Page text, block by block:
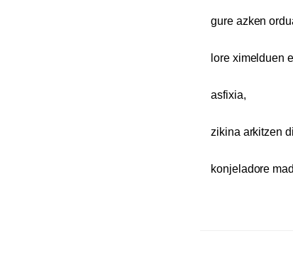
gure azken
lore ximelduen
asfixia,
zikina arkitzen
konjeladore